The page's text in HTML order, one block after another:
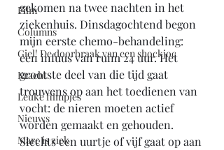
Film
Columns
Giel! De doorbraak van een shockjoc
Kracht
Leuke filmpjes
Nieuws
Marc is ziek
gekomen na twee nachten in het
ziekenhuis. Dinsdagochtend begon
mijn eerste chemo-behandeling:
een infuus van ruim 24 uur. Het
grootste deel van die tijd gaat
trouwens op aan het toedienen van
vocht: de nieren moeten actief
worden gemaakt en gehouden.
Slechts een uurtje of vijf gaat op aan